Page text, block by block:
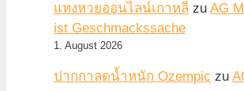
แทงหวยออนไลน์เกาหลี zu AG
ist Geschmackssache
1. August 2026
ปากกาลดน้ำหนัก Ozempic zu